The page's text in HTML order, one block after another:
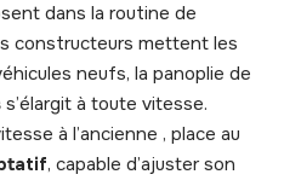
dans la routine de
constructeurs mettent les
neufs, la panoplie de
s’élargit à toute vitesse.
à l’ancienne , place au
, capable d’ajuster son